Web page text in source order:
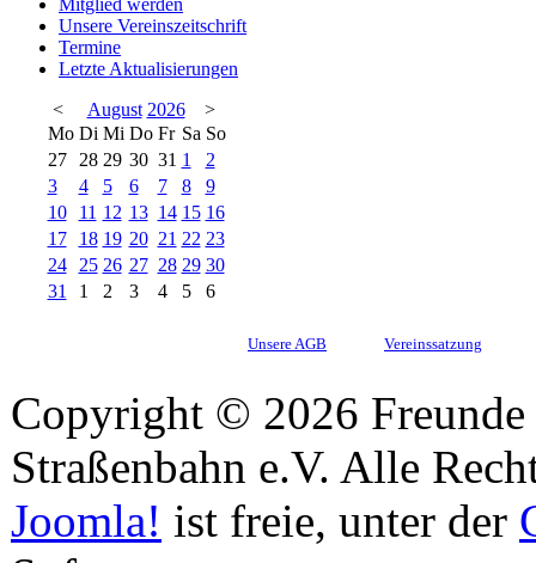
Unsere Vereinszeitschrift
Termine
Letzte Aktualisierungen
<
August 2026
>
Mo Di Mi Do Fr Sa So
27
28 29 30 31 1
2
3
4 5 6 7 8
9
10
11 12 13 14 15 16
17
18 19 20 21 22 23
24
25 26 27 28 29 30
31
1 2 3 4 5 6
Unsere AGB Vereinssatzung
Copyright © 2026
Straßenbahn e.V. Alle
Joomla! ist freie, unter der